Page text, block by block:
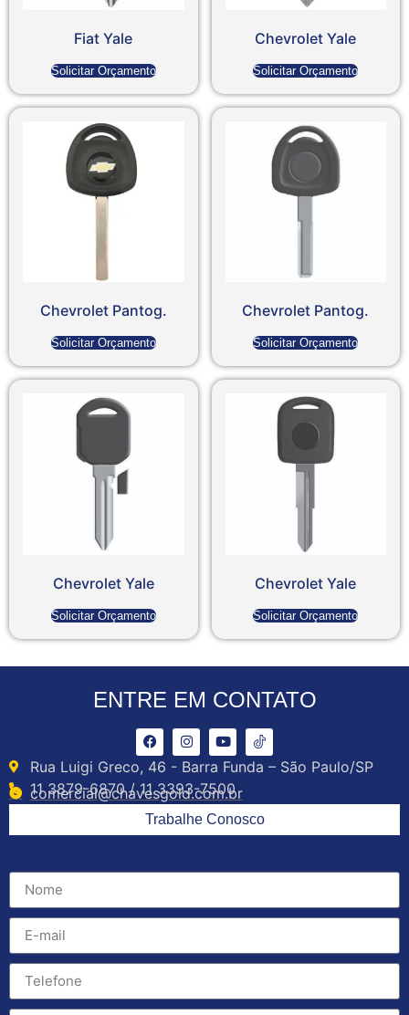
Fiat Yale
Solicitar Orçamento
Chevrolet Yale
Solicitar Orçamento
Chevrolet Pantog.
Solicitar Orçamento
Chevrolet Pantog.
Solicitar Orçamento
Chevrolet Yale
Solicitar Orçamento
Chevrolet Yale
Solicitar Orçamento
ENTRE EM CONTATO
Rua Luigi Greco, 46 - Barra Funda – São Paulo/SP
11 3879-6870 / 11 3393-7500
comercial@chavesgold.com.br
Trabalhe Conosco